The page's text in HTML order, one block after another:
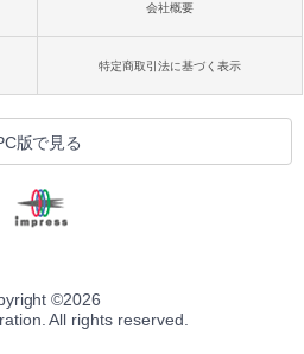
会社概要
特定商取引法に基づく表示
版で見る
©2026
All rights reserved.